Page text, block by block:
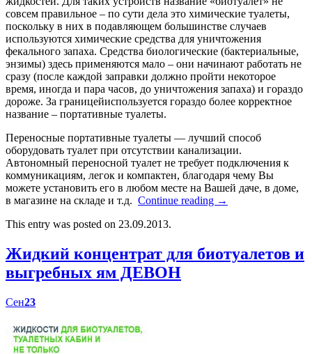
совсем правильное – по сути дела это химические туалеты,
поскольку в них в подавляющем большинстве случаев
используются химические средства для уничтожения
фекального запаха. Средства биологические (бактериальные,
энзимы) здесь применяются мало – они начинают работать не
сразу (после каждой заправки должно пройти некоторое
время, иногда и пара часов, до уничтожения запаха) и гораздо
дороже. За границейиспользуется гораздо более корректное
название – портативные туалеты.
Переносные портативные туалеты — лучший способ
оборудовать туалет при отсутствии канализации.
Автономный переносной туалет не требует подключения к
коммуникациям, легок и компактен, благодаря чему Вы
можете установить его в любом месте на Вашей даче, в доме,
в магазине на складе и т.д. Continue reading →
This entry was posted on 23.09.2013.
Жидкий концентрат для биотуалетов и
выгребных ям ДЕВОН
Сен23